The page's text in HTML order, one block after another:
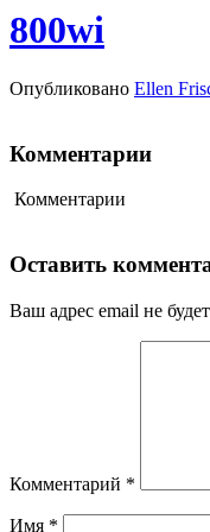
800wi
Опубликовано Ellen
Комментарии
Комментарии
Оставить
Ваш адрес email не
Комментарий *
Имя *